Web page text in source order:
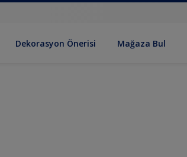
Dekorasyon Önerisi Mağaza Bul